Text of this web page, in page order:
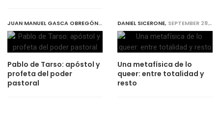
JUAN MANUEL GASCA OBREGÓN
,SEPTEMBER 27, 2018
Pablo de Tarso: apóstol y
profeta del poder
pastoral
DANIEL SICERONE, SEPTEMBER 28, 2018
Una metafísica de lo
queer: entre totalidad y
resto